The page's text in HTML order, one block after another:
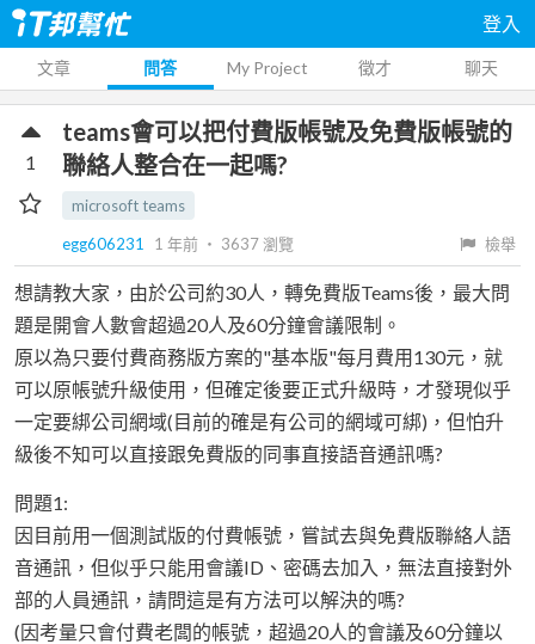
登入
文章 問答 My Project 徵才 聊天
teams會可以把付費版帳號及免費版帳號的
聯絡人整合在一起嗎?
microsoft teams
egg606231
1 年前 ‧ 3637瀏覽 檢舉
1
想請教大家，由於公司約30人，轉免費版Teams後，最大問
題是開會人數會超過20人及60分鐘會議限制。
原以為只要付費商務版方案的"基本版"每月費用130元，就
可以原帳號升級使用，但確定後要正式升級時，才發現似乎
一定要綁公司網域(目前的確是有公司的網域可綁)，但怕升
級後不知可以直接跟免費版的同事直接語音通訊嗎?
問題1:
因目前用一個測試版的付費帳號，嘗試去與免費版聯絡人語
音通訊，但似乎只能用會議ID、密碼去加入，無法直接對外
部的人員通訊，請問這是有方法可以解決的嗎?
(因考量只會付費老闆的帳號，超過20人的會議及60分鐘以